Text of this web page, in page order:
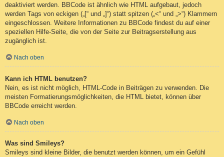
deaktiviert werden. BBCode ist ähnlich wie HTML aufgebaut, jedoch
werden Tags von eckigen („[“ und „]“) statt spitzen („<“ und „>“) Klammern
eingeschlossen. Weitere Informationen zu BBCode findest du auf einer
speziellen Hilfe-Seite, die von der Seite zur Beitragserstellung aus
zugänglich ist.
Nach oben
Kann ich HTML benutzen?
Nein, es ist nicht möglich, HTML-Code in Beiträgen zu verwenden. Die
meisten Formatierungsmöglichkeiten, die HTML bietet, können über
BBCode erreicht werden.
Nach oben
Was sind Smileys?
Smileys sind kleine Bilder, die benutzt werden können, um ein Gefühl